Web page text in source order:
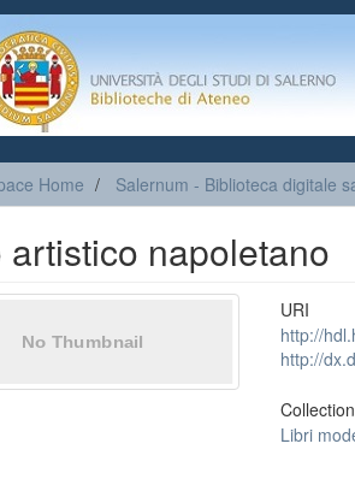
Home Salernum - Biblioteca digitale
artistico napoletano
URI
http://
http://
Libri